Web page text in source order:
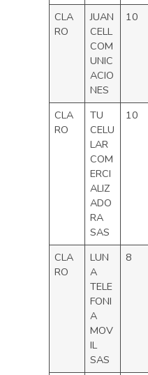
CLA
RO
JUAN
CELL
COM
UNIC
ACIO
NES
10
CLA
RO
TU
CELU
LAR
COM
ERCI
ALIZ
ADO
RA
SAS
10
CLA
RO
LUN
A
TELE
FONI
A
MOV
IL
SAS
8